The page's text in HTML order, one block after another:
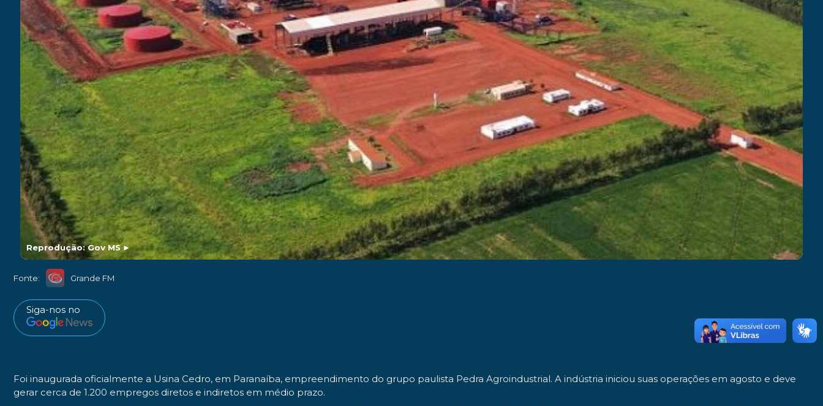
Reprodução: Gov MS►
Fonte: Grande FM
Siga-nos no
Foi inaugurada oficialmente a Usina Cedro, em Paranaíba, empreendimento do grupo paulista Pedra Agroindustrial. A indústria iniciou suas operações em agosto e deve
gerar cerca de 1.200 empregos diretos e indiretos em médio prazo.